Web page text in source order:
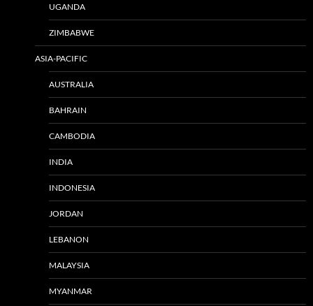
UGANDA
ZIMBABWE
ASIA-PACIFIC
AUSTRALIA
BAHRAIN
CAMBODIA
INDIA
INDONESIA
JORDAN
LEBANON
MALAYSIA
MYANMAR